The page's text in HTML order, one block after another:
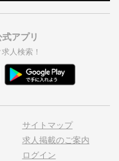
アプリ
人検索！
サイトマップ
求人掲載のご案内
ログイン